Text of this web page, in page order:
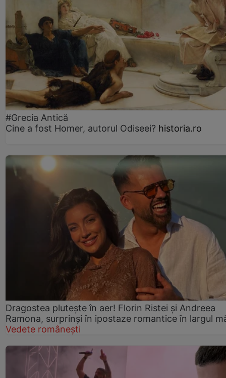
#Grecia Antică
Cine a fost Homer, autorul Odiseei? historia.ro
Dragostea plutește în aer! Florin Ristei și Andreea
Ramona, surprinși în ipostaze romantice în largul
Vedete românești